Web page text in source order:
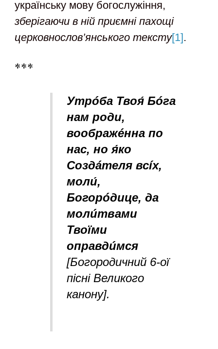
українську мову богослужіння,
зберігаючи в ній приємні пахощі
церковнослов’янського тексту[1].
***
Утрóба ТвояБóга
нам роди,
воображéнна по
нас, но я́ко
Создáтеля всíх,
моли,
Богорóдuце, да
молúтвамu
Твоїмu
оправдúмся
[Богородичний 6-ої
пісні Великого
канону].